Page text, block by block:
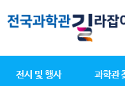
전시 및 행사 과학관